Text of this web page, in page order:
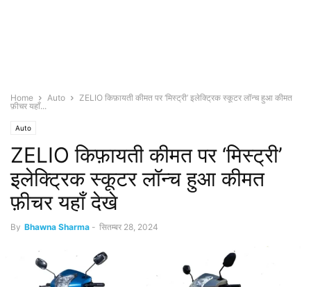
Home Auto
ZELIO किफ़ायती कीमत पर ‘मिस्ट्री’ इलेक्ट्रिक स्कूटर लॉन्च हुआ कीमत
फ़ीचर यहाँ...
Auto
ZELIO किफ़ायती कीमत पर ‘मिस्ट्री’
इलेक्ट्रिक स्कूटर लॉन्च हुआ कीमत
फ़ीचर यहाँ देखे
By Bhawna Sharma - सितम्बर 28, 2024